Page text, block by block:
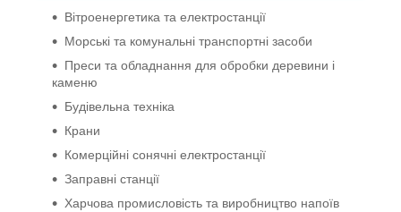
Вітроенергетика та електростанції
Морські та комунальні транспортні засоби
Преси та обладнання для обробки деревини і
каменю
Будівельна техніка
Крани
Комерційні сонячні електростанції
Заправні станції
Харчова промисловість та виробництво напоїв